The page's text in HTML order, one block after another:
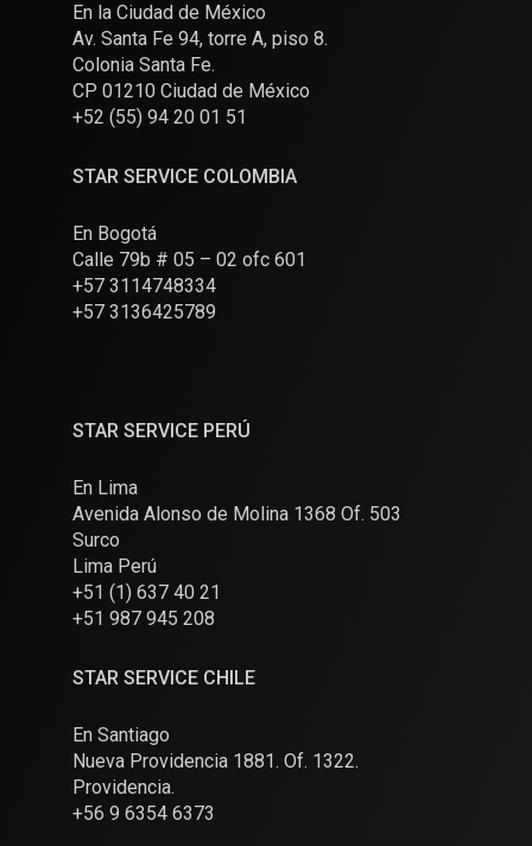
En la Ciudad de México
Av. Santa Fe 94, torre A, piso 8.
Colonia Santa Fe.
CP 01210 Ciudad de México
+52 (55) 94 20 01 51
STAR SERVICE COLOMBIA
En Bogotá
Calle 79b # 05 – 02 ofc 601
+57 3114748334
+57 3136425789
STAR SERVICE PERÚ
En Lima
Avenida Alonso de Molina 1368 Of. 503
Surco
Lima Perú
+51 (1) 637 40 21
+51 987 945 208
STAR SERVICE CHILE
En Santiago
Nueva Providencia 1881. Of. 1322.
Providencia.
+56 9 6354 6373